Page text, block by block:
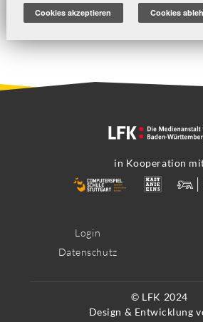
Cookies akzeptieren Cookies
in Kooperation
Footer
Login
Datenschutz
© LFK 2024
Design & Entwicklung